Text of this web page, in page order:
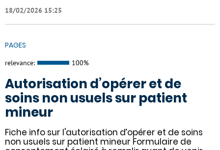
18/02/2026 15:25
PAGES
relevance: 100%
Autorisation d’opérer et de
soins non usuels sur patient
mineur
Fiche info sur l'autorisation d’opérer et de soins
non usuels sur patient mineur Formulaire de